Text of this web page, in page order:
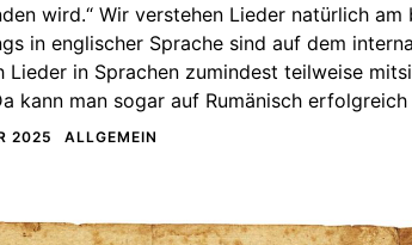
wird.“ Wir verstehen Lieder natürlich
in englischer Sprache sind auf dem
Lieder in Sprachen zumindest teilweise
kann man sogar auf Rumänisch erfolgreich
2025 ALLGEMEIN